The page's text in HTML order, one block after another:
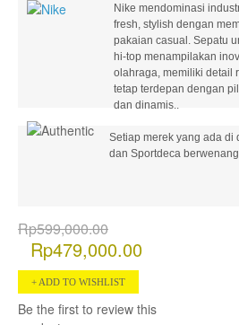
Nike mendominasi
fresh, stylish dengan
pakaian casual. Sepatu
hi-top menampilakan
olahraga, memiliki detail
tetap terdepan dengan
dan dinamis..
Setiap merek yang ada di
dan Sportdeca
Rp599,000.00
Rp479,000.00
ADD TO WISHLIST
Be the first to review this